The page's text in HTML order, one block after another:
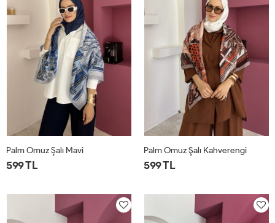
Palm Omuz Şalı Mavi
599 TL
Palm Omuz Şalı Kahverengi
599 TL